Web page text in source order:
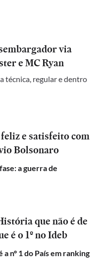
via
e MC Ryan
técnica, regular e dentro
e satisfeito com
Bolsonaro
a guerra de
que não é de
é o 1º no Ideb
a nº 1 do País em ranking